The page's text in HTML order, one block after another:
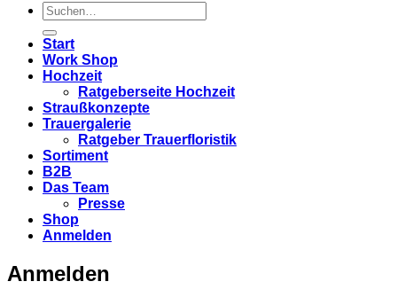
Suchen
nach:
Start
Work Shop
Hochzeit
Ratgeberseite Hochzeit
Straußkonzepte
Trauergalerie
Ratgeber Trauerfloristik
Sortiment
B2B
Das Team
Presse
Shop
Anmelden
Anmelden